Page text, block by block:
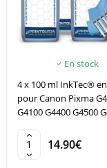
En stock
4 x 100 ml InkTec®
pour Canon Pixma
G4100 G4400 G4500
14.90€